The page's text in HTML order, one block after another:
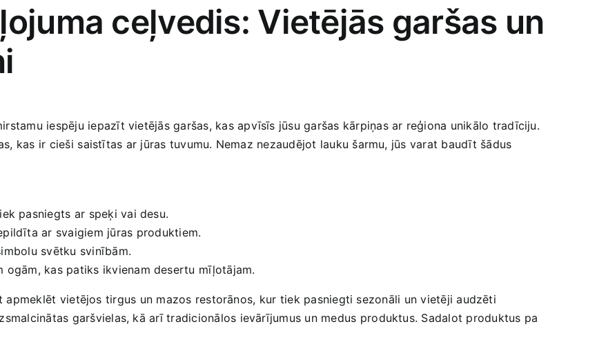
ceļvedis: Vietējās garšas un
iespēju iepazīt vietējās garšas, kas apvīsīs jūsu garšas‌ kārpiņas ar reģiona unikālo ​tradīciju.
kas ir cieši ⁤saistītas ar jūras tuvumu. Nemaz nezaudējot‍ lauku šarmu, jūs varat baudīt šādus
pasniegts ar⁢ speķi vai​ desu.
ar svaigiem jūras ⁤produktiem.
svētku svinībām.
ogām, kas patiks ikvienam desertu ⁢mīļotājam.
apmeklēt⁣ vietējos tirgus‌ un mazos restorānos, kur ⁣tiek pasniegti sezonāli​ un vietēji audzēti
garšvielas, ‌kā arī tradicionālos ievārījumus un ‌medus ⁣produktus.​ Sadalot produktus pa